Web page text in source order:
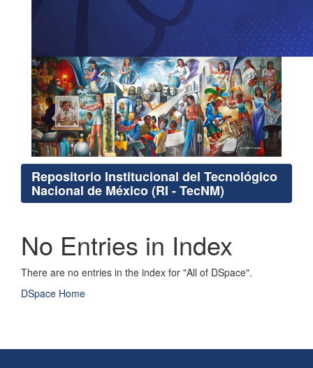
Repositorio Institucional del Tecnológico
Nacional de México (RI - TecNM)
No Entries in Index
There are no entries in the index for "All of DSpace".
DSpace Home